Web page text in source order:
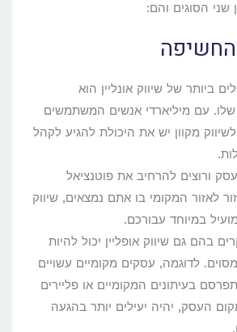
שני הסוגים והם:
ביותר של שיווק אונליין הוא
עם מיליארדי אנשים המשתמשים
מקוון יש את היכולת להגיע לקהל
ורוצים להרחיב את פוטנציאל
לאזור המקומי בו אתם נמצאים, שיווק
מועיל במיוחד עבורכם.
בהם גם שיווק אופליין יכול להיות
לדוגמה, עסקים מקומיים עשויים
בעיתונים המקומיים או פליירים
העסק, יהיה יעילים יותר בהגעה